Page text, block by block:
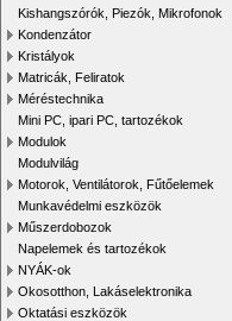
Kishangszórók, Piezók, Mikrofonok
Kondenzátor
Kristályok
Matricák, Feliratok
Méréstechnika
Mini PC, ipari PC, tartozékok
Modulok
Modulvilág
Motorok, Ventilátorok, Fűtőelemek
Munkavédelmi eszközök
Műszerdobozok
Napelemek és tartozékok
NYÁK-ok
Okosotthon, Lakáselektronika
Oktatási eszközök